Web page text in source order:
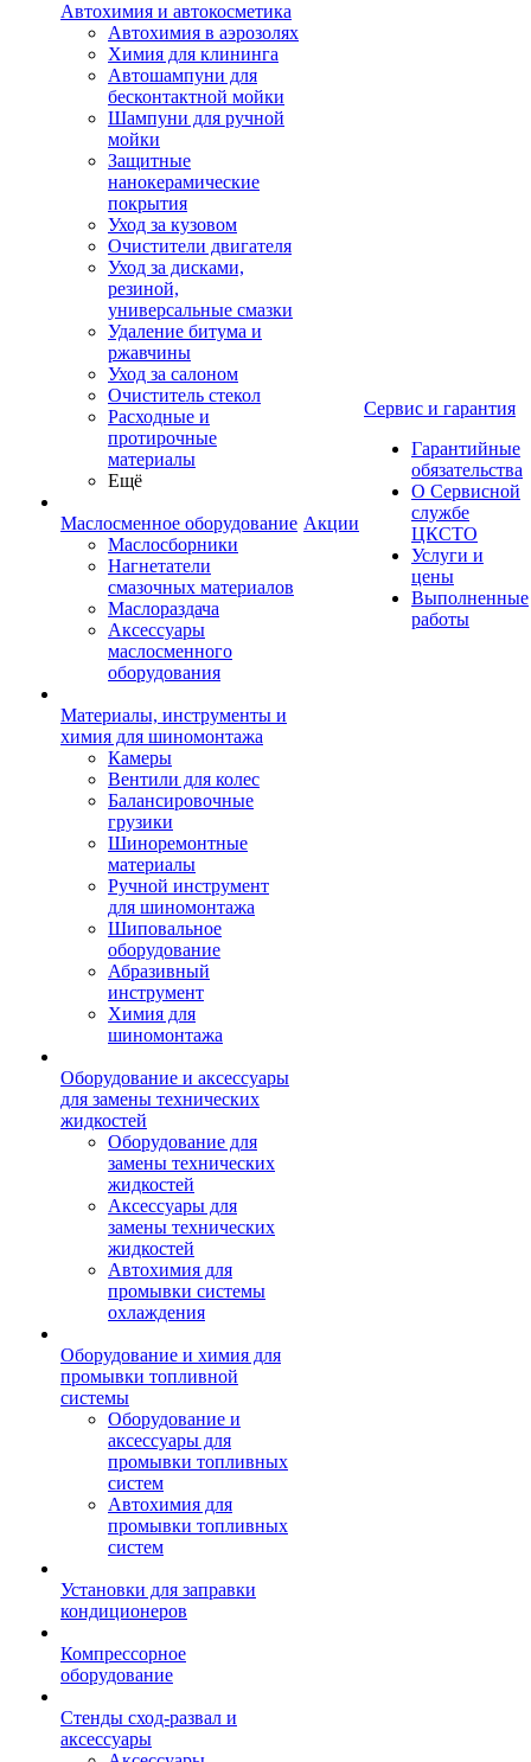
Автохимия и автокосметика
Автохимия в аэрозолях
Химия для клининга
Автошампуни для
бесконтактной мойки
Шампуни для ручной
мойки
Защитные
нанокерамические
покрытия
Уход за кузовом
Очистители двигателя
Уход за дисками,
резиной,
универсальные смазки
Удаление битума и
ржавчины
Уход за салоном
Очиститель стекол
Расходные и
протирочные
материалы
Ещё
Маслосменное оборудование
Маслосборники
Нагнетатели
смазочных материалов
Маслораздача
Аксессуары
маслосменного
оборудования
Материалы, инструменты и
химия для шиномонтажа
Камеры
Вентили для колес
Балансировочные
грузики
Шиноремонтные
материалы
Ручной инструмент
для шиномонтажа
Шиповальное
оборудование
Абразивный
инструмент
Химия для
шиномонтажа
Оборудование и аксессуары
для замены технических
жидкостей
Оборудование для
замены технических
жидкостей
Аксессуары для
замены технических
жидкостей
Автохимия для
промывки системы
охлаждения
Оборудование и химия для
промывки топливной
системы
Оборудование и
аксессуары для
промывки топливных
систем
Автохимия для
промывки топливных
систем
Установки для заправки
кондиционеров
Компрессорное
оборудование
Стенды сход-развал и
аксессуары
Акции
Сервис и гарантия
Гарантийные
обязательства
О Сервисной
службе
ЦКСТО
Услуги и
цены
Выполненные
работы